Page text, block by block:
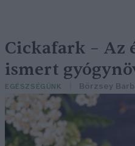
Cickafark – Az
ismert
EGÉSZSÉGÜNK Börzsey